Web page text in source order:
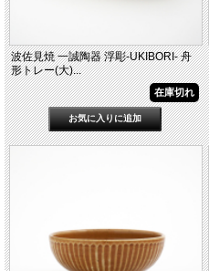
波佐見焼 一誠陶器 浮彫-UKIBORI- 舟
形トレー(大)...
在庫切れ